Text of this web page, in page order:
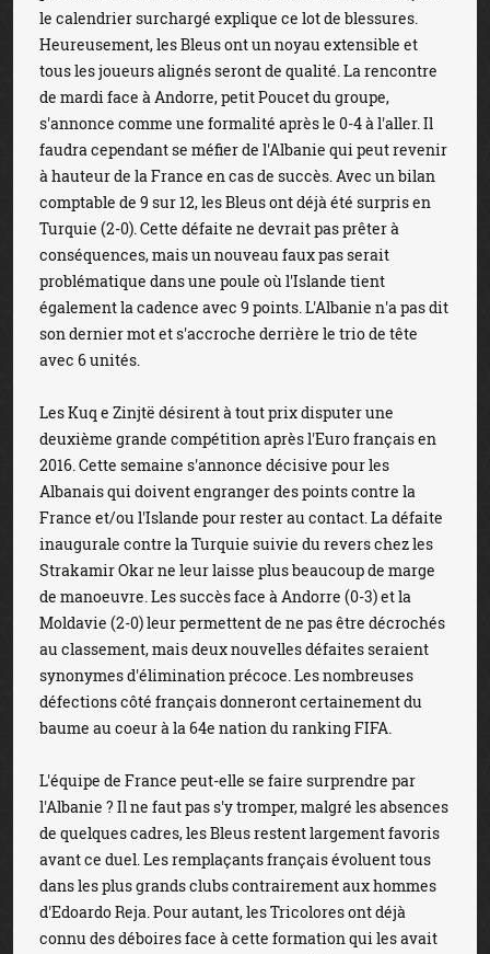
le calendrier surchargé explique ce lot de blessures.
Heureusement, les Bleus ont un noyau extensible et
tous les joueurs alignés seront de qualité. La rencontre
de mardi face à Andorre, petit Poucet du groupe,
s'annonce comme une formalité après le 0-4 à l'aller. Il
faudra cependant se méfier de l'Albanie qui peut revenir
à hauteur de la France en cas de succès. Avec un bilan
comptable de 9 sur 12, les Bleus ont déjà été surpris en
Turquie (2-0). Cette défaite ne devrait pas prêter à
conséquences, mais un nouveau faux pas serait
problématique dans une poule où l'Islande tient
également la cadence avec 9 points. L'Albanie n'a pas dit
son dernier mot et s'accroche derrière le trio de tête
avec 6 unités.
Les Kuq e Zinjtë désirent à tout prix disputer une
deuxième grande compétition après l'Euro français en
2016. Cette semaine s'annonce décisive pour les
Albanais qui doivent engranger des points contre la
France et/ou l'Islande pour rester au contact. La défaite
inaugurale contre la Turquie suivie du revers chez les
Strakamir Okar ne leur laisse plus beaucoup de marge
de manoeuvre. Les succès face à Andorre (0-3) et la
Moldavie (2-0) leur permettent de ne pas être décrochés
au classement, mais deux nouvelles défaites seraient
synonymes d'élimination précoce. Les nombreuses
défections côté français donneront certainement du
baume au coeur à la 64e nation du ranking FIFA.
L'équipe de France peut-elle se faire surprendre par
l'Albanie ? Il ne faut pas s'y tromper, malgré les absences
de quelques cadres, les Bleus restent largement favoris
avant ce duel. Les remplaçants français évoluent tous
dans les plus grands clubs contrairement aux hommes
d'Edoardo Reja. Pour autant, les Tricolores ont déjà
connu des déboires face à cette formation qui les avait